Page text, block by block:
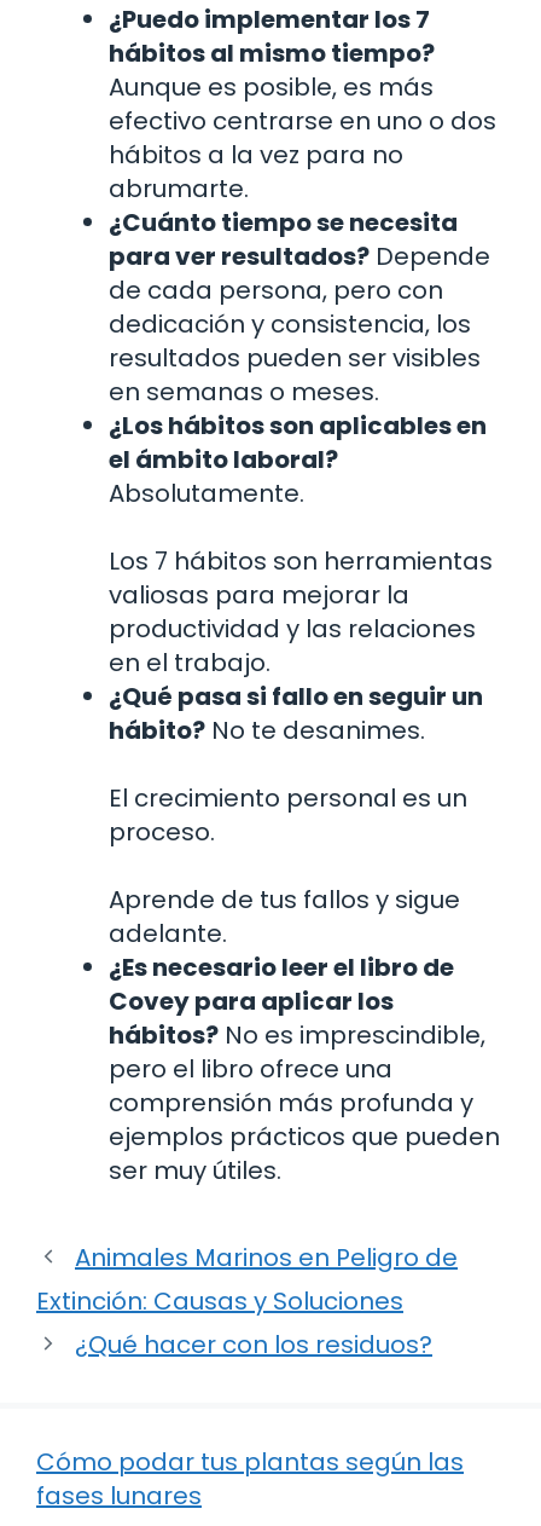
¿Puedo implementar los 7
hábitos al mismo tiempo?
Aunque es posible, es más
efectivo centrarse en uno o dos
hábitos a la vez para no
abrumarte.
¿Cuánto tiempo se necesita
para ver resultados? Depende
de cada persona, pero con
dedicación y consistencia, los
resultados pueden ser visibles
en semanas o meses.
¿Los hábitos son aplicables en
el ámbito laboral?
Absolutamente.
Los 7 hábitos son herramientas
valiosas para mejorar la
productividad y las relaciones
en el trabajo.
¿Qué pasa si fallo en seguir un
hábito? No te desanimes.
El crecimiento personal es un
proceso.
Aprende de tus fallos y sigue
adelante.
¿Es necesario leer el libro de
Covey para aplicar los
hábitos? No es imprescindible,
pero el libro ofrece una
comprensión más profunda y
ejemplos prácticos que pueden
ser muy útiles.
Animales Marinos en Peligro de
Extinción: Causas y Soluciones
¿Qué hacer con los residuos?
Cómo podar tus plantas según las
fases lunares